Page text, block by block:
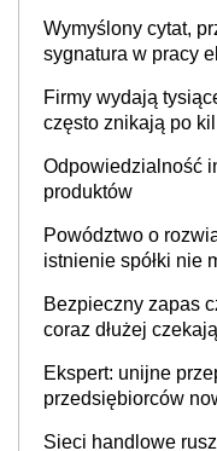
Wymyślony cytat,
sygnatura w pracy
Firmy wydają
często znikają po
Odpowiedzialność
produktów
Powództwo o
istnienie spółki nie
Bezpieczny zapas
coraz dłużej
Ekspert: unijne
przedsiębiorców
Sieci handlowe